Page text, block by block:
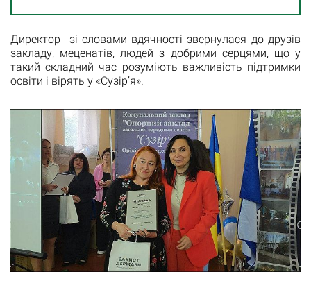
Директор зі словами вдячності звернулася до друзів
закладу, меценатів, людей з добрими серцями, що у
такий складний час розуміють важливість підтримки
освіти і вірять у «Сузір’я».